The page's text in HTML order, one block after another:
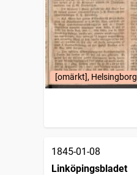
[omärkt], Helsingborg
1845-01-08
Linköpingsbladet